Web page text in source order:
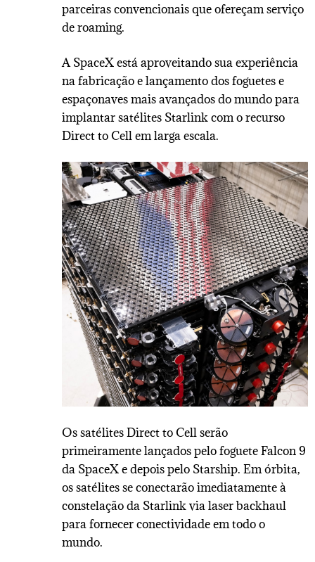
parceiras convencionais que ofereçam serviço
de roaming.
A SpaceX está aproveitando sua experiência
na fabricação e lançamento dos foguetes e
espaçonaves mais avançados do mundo para
implantar satélites Starlink com o recurso
Direct to Cell em larga escala.
Os satélites Direct to Cell serão
primeiramente lançados pelo foguete Falcon 9
da SpaceX e depois pelo Starship. Em órbita,
os satélites se conectarão imediatamente à
constelação da Starlink via laser backhaul
para fornecer conectividade em todo o
mundo.